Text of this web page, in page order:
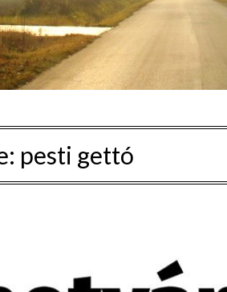
pesti gettó